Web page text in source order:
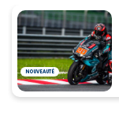
NOUVEAUTÉ